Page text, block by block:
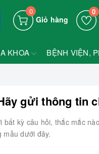
0
Giỏ hàng
0
KHOA BỆNH VIỆN,
gửi thông tin
bất kỳ câu hỏi, thắc mắc
mẫu dưới đây.